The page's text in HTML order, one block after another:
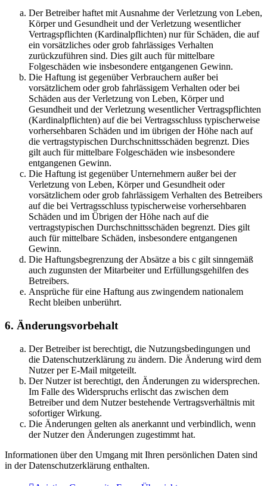
Der Betreiber haftet mit Ausnahme der Verletzung von Leben,
Körper und Gesundheit und der Verletzung wesentlicher
Vertragspflichten (Kardinalpflichten) nur für Schäden, die auf
ein vorsätzliches oder grob fahrlässiges Verhalten
zurückzuführen sind. Dies gilt auch für mittelbare
Folgeschäden wie insbesondere entgangenen Gewinn.
Die Haftung ist gegenüber Verbrauchern außer bei
vorsätzlichem oder grob fahrlässigem Verhalten oder bei
Schäden aus der Verletzung von Leben, Körper und
Gesundheit und der Verletzung wesentlicher Vertragspflichten
(Kardinalpflichten) auf die bei Vertragsschluss typischerweise
vorhersehbaren Schäden und im übrigen der Höhe nach auf
die vertragstypischen Durchschnittsschäden begrenzt. Dies
gilt auch für mittelbare Folgeschäden wie insbesondere
entgangenen Gewinn.
Die Haftung ist gegenüber Unternehmern außer bei der
Verletzung von Leben, Körper und Gesundheit oder
vorsätzlichem oder grob fahrlässigem Verhalten des Betreibers
auf die bei Vertragsschluss typischerweise vorhersehbaren
Schäden und im Übrigen der Höhe nach auf die
vertragstypischen Durchschnittsschäden begrenzt. Dies gilt
auch für mittelbare Schäden, insbesondere entgangenen
Gewinn.
Die Haftungsbegrenzung der Absätze a bis c gilt sinngemäß
auch zugunsten der Mitarbeiter und Erfüllungsgehilfen des
Betreibers.
Ansprüche für eine Haftung aus zwingendem nationalem
Recht bleiben unberührt.
6. Änderungsvorbehalt
Der Betreiber ist berechtigt, die Nutzungsbedingungen und
die Datenschutzerklärung zu ändern. Die Änderung wird dem
Nutzer per E-Mail mitgeteilt.
Der Nutzer ist berechtigt, den Änderungen zu widersprechen.
Im Falle des Widerspruchs erlischt das zwischen dem
Betreiber und dem Nutzer bestehende Vertragsverhältnis mit
sofortiger Wirkung.
Die Änderungen gelten als anerkannt und verbindlich, wenn
der Nutzer den Änderungen zugestimmt hat.
Informationen über den Umgang mit Ihren persönlichen Daten sind
in der Datenschutzerklärung enthalten.